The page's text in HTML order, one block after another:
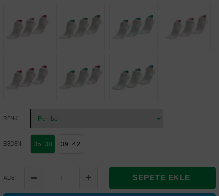
RENK :
BEDEN : 35-38 39-42
ADET